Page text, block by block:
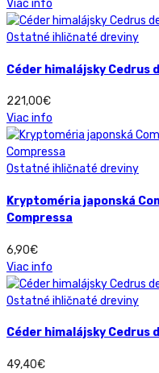
Viac info
Ostatné ihličnaté dreviny
Céder himalájsky Cedrus
221,00€
Viac info
Ostatné ihličnaté dreviny
Kryptoméria japonská
Compressa
6,90€
Viac info
Ostatné ihličnaté dreviny
Céder himalájsky Cedrus
49,40€